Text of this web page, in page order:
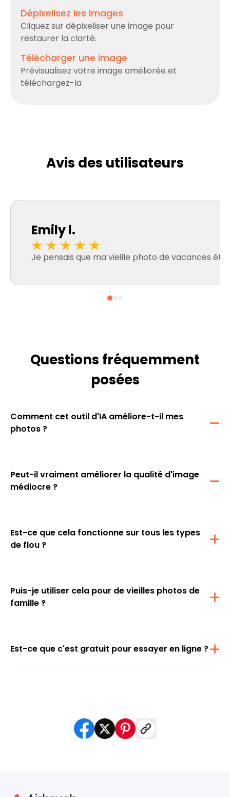
Dépixelisez les Images
Cliquez sur dépixeliser une image pour
restaurer la clarté.
Télécharger une image
Prévisualisez votre image améliorée et
téléchargez-la
Avis des utilisateurs
Emily l.
Je pensais que ma vieille photo de vacances
Questions fréquemment
posées
Comment cet outil d'IA améliore-t-il mes
photos ?
Peut-il vraiment améliorer la qualité d'image
médiocre ?
Est-ce que cela fonctionne sur tous les types
de flou ?
Puis-je utiliser cela pour de vieilles photos de
famille ?
Est-ce que c'est gratuit pour essayer en ligne ?